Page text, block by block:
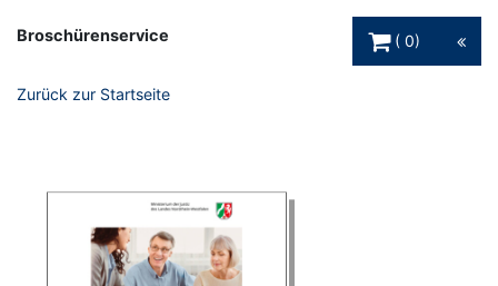
Broschürenservice
0
Zurück zur Startseite